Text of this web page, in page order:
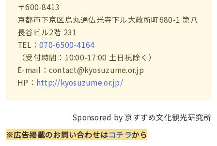
〒600-8413
京都市下京区烏丸通仏光寺下ル大政所町680-1 第八
長谷ビル2階 231
TEL：070-6500-4164
（受付時間：10:00-17:00 土日祝除く）
E-mail：contact@kyosuzume.or.jp
HP： http://kyosuzume.or.jp/
Sponsored by 京すずめ文化観光研究所
※広告掲載のお問い合わせはコチラから